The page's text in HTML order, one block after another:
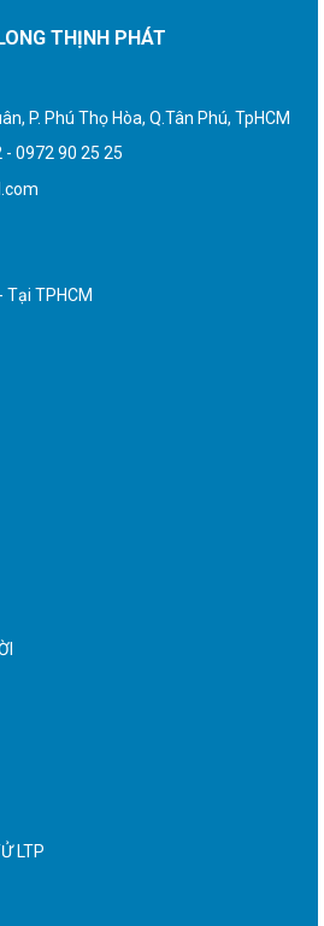
THỊNH PHÁT
P. Phú Thọ Hòa, Q.Tân Phú, TpHCM
0972 90 25 25
TPHCM
LTP